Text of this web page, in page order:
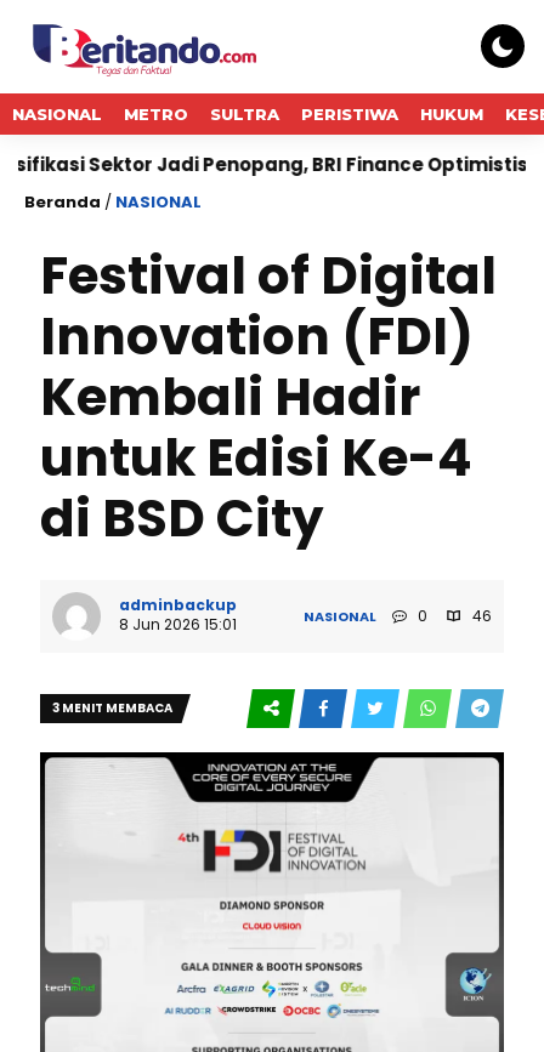
NASIONAL METRO SULTRA PERISTIWA HUKUM
Jadi Penopang, BRI Finance Optimistis
Beranda / NASIONAL
Festival of Digital
Innovation (FDI)
Kembali Hadir
untuk Edisi Ke-4
di BSD City
adminbackup
8 Jun 2026 15:01
NASIONAL 0 46
3 MENIT MEMBACA